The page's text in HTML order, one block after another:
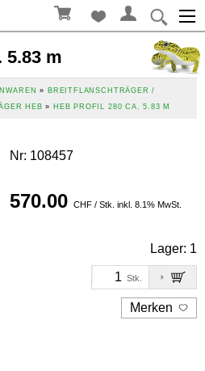
5.83 m
» BREITFLANSCHTRÄGER /
HEB » HEB PROFIL 280 CA. 5.83 M
Nr: 108457
570.00 CHF / Stk. inkl. 8.1% MwSt.
Lager: 1
Stk.
Merken